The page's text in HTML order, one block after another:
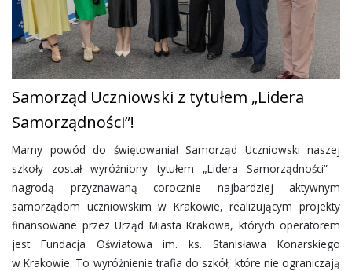
Samorząd Uczniowski z tytułem „Lidera
Samorządności”!
Mamy powód do świętowania! Samorząd Uczniowski naszej
szkoły został wyróżniony tytułem „Lidera Samorządności” -
nagrodą przyznawaną corocznie najbardziej aktywnym
samorządom uczniowskim w Krakowie, realizującym projekty
finansowane przez Urząd Miasta Krakowa, których operatorem
jest Fundacja Oświatowa im. ks. Stanisława Konarskiego
w Krakowie. To wyróżnienie trafia do szkół, które nie ograniczają